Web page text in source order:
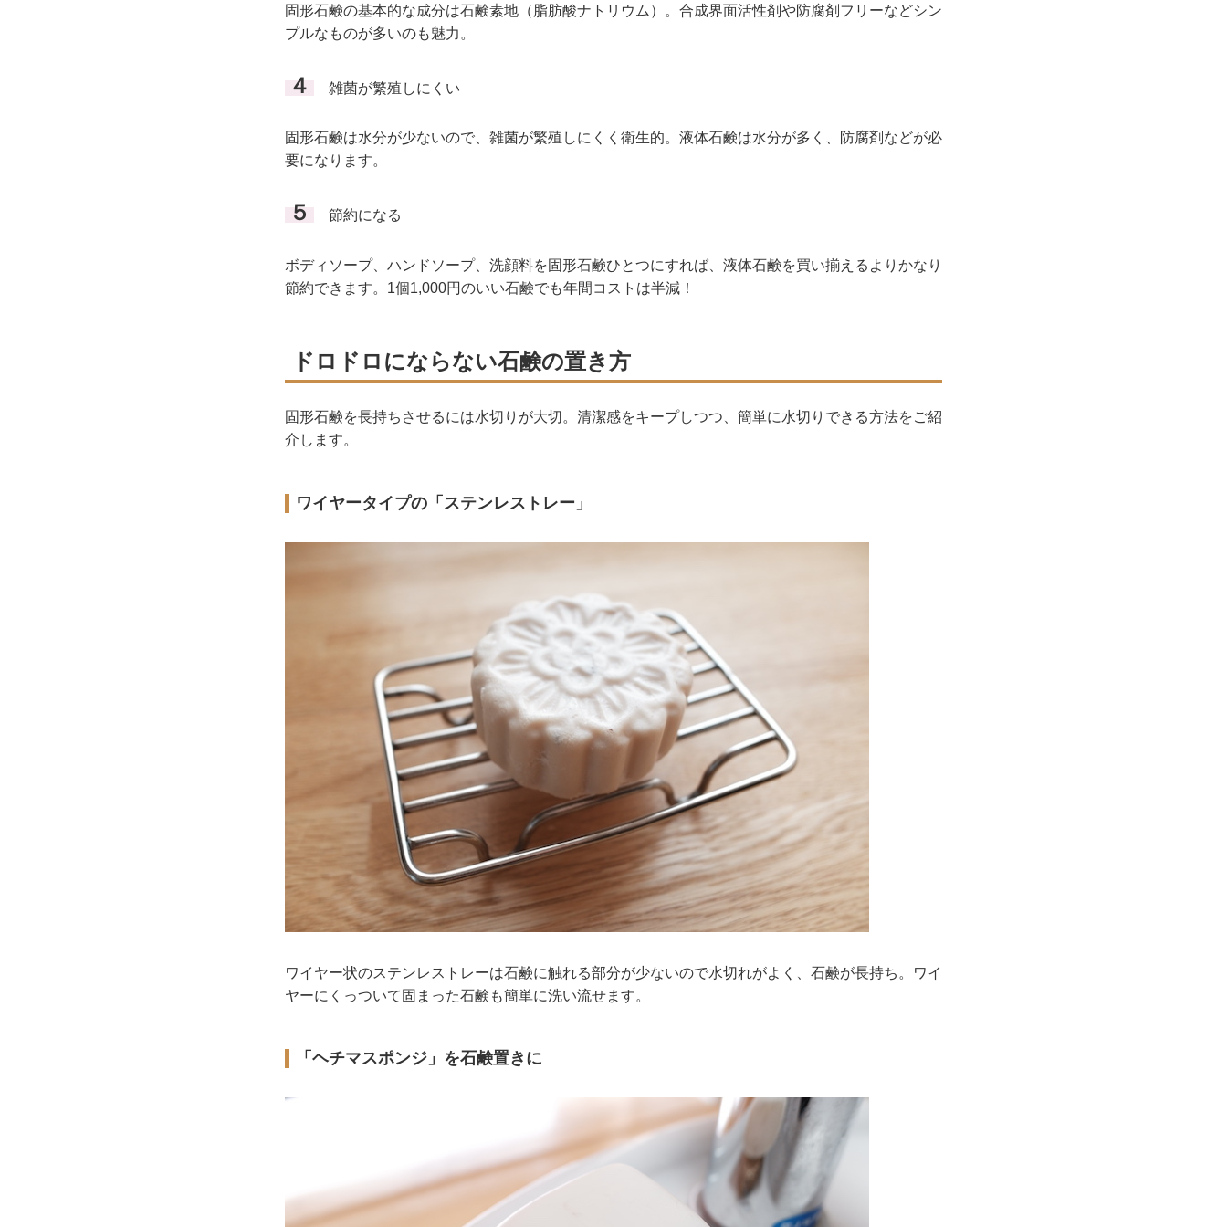
固形石鹸の基本的な成分は石鹸素地（脂肪酸ナトリウム）。合成界面活性剤や防腐剤フリーなどシン
プルなものが多いのも魅力。
４ 雑菌が繁殖しにくい
固形石鹸は水分が少ないので、雑菌が繁殖しにくく衛生的。液体石鹸は水分が多く、防腐剤などが必
要になります。
５ 節約になる
ボディソープ、ハンドソープ、洗顔料を固形石鹸ひとつにすれば、液体石鹸を買い揃えるよりかなり
節約できます。1個1,000円のいい石鹸でも年間コストは半減！
ドロドロにならない石鹸の置き方
固形石鹸を長持ちさせるには水切りが大切。清潔感をキープしつつ、簡単に水切りできる方法をご紹
介します。
ワイヤータイプの「ステンレストレー」
ワイヤー状のステンレストレーは石鹸に触れる部分が少ないので水切れがよく、石鹸が長持ち。ワイ
ヤーにくっついて固まった石鹸も簡単に洗い流せます。
「ヘチマスポンジ」を石鹸置きに